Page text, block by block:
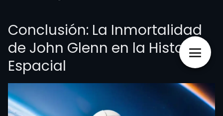
Conclusión: La Inmortalidad
de John Glenn en la Historia
Espacial